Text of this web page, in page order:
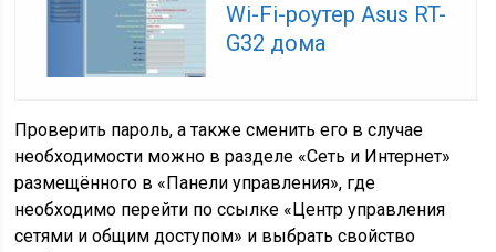
Wi-Fi-роутер Asus RT-
G32 дома
Проверить пароль, а также сменить его в случае
необходимости можно в разделе «Сеть и Интернет»
размещённого в «Панели управления», где
необходимо перейти по ссылке «Центр управления
сетями и общим доступом» и выбрать свойство